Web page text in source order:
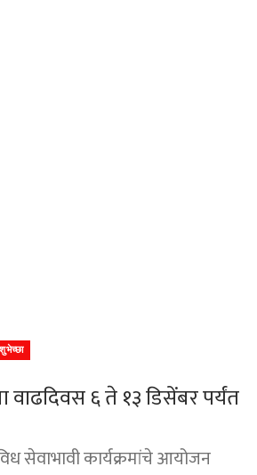
वाढदिवस ६ ते १३ डिसेंबर पर्यंत
सेवाभावी कार्यक्रमांचे आयोजन